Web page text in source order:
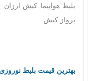
پرواز کیش
بهترین قیمت بلیط